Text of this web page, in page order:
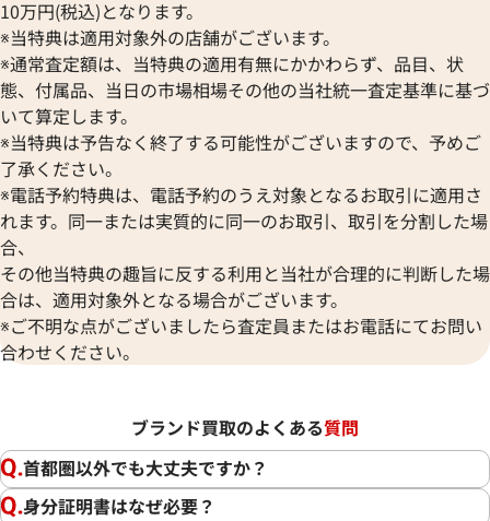
10万円(税込)となります。
※当特典は適用対象外の店舗がございます。
※通常査定額は、当特典の適用有無にかかわらず、品目、状
態、付属品、当日の市場相場その他の当社統一査定基準に基づ
いて算定します。
※当特典は予告なく終了する可能性がございますので、予めご
了承ください。
※電話予約特典は、電話予約のうえ対象となるお取引に適用さ
れます。同一または実質的に同一のお取引、取引を分割した場
合、
その他当特典の趣旨に反する利用と当社が合理的に判断した場
合は、適用対象外となる場合がございます。
※ご不明な点がございましたら査定員またはお電話にてお問い
合わせください。
ブランド買取のよくある質問
首都圏以外でも大丈夫ですか？
身分証明書はなぜ必要？